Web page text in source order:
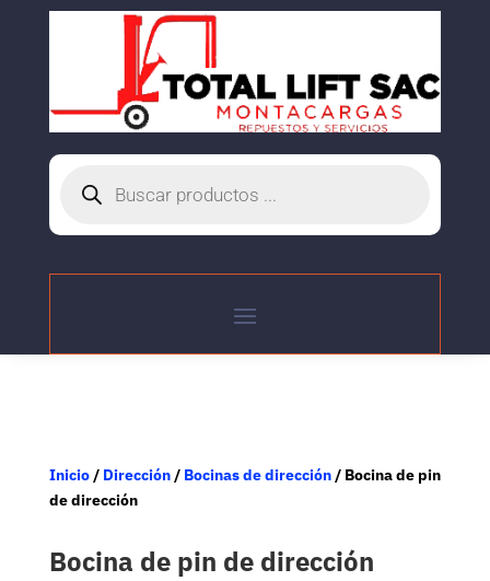
productos
Inicio/ Dirección/ Bocinas de dirección/ Bocina de pin
de dirección
Bocina de pin de dirección